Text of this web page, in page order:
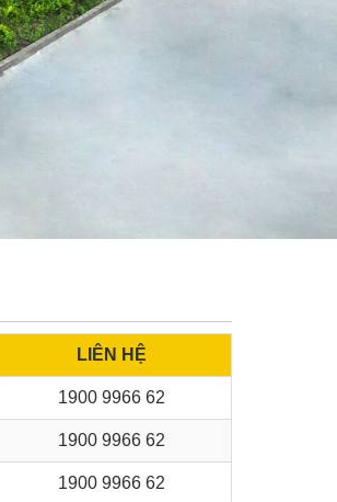
LIÊN HỆ
1900 9966 62
1900 9966 62
1900 9966 62